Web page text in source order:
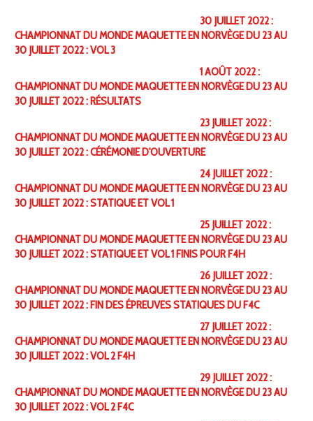
30 JUILLET 2022 :
CHAMPIONNAT DU MONDE MAQUETTE EN NORVÈGE DU 23 AU
30 JUILLET 2022 : VOL 3
1 AOÛT 2022 :
CHAMPIONNAT DU MONDE MAQUETTE EN NORVÈGE DU 23 AU
30 JUILLET 2022 : RÉSULTATS
23 JUILLET 2022 :
CHAMPIONNAT DU MONDE MAQUETTE EN NORVÈGE DU 23 AU
30 JUILLET 2022 : CÉRÉMONIE D'OUVERTURE
24 JUILLET 2022 :
CHAMPIONNAT DU MONDE MAQUETTE EN NORVÈGE DU 23 AU
30 JUILLET 2022 : STATIQUE ET VOL 1
25 JUILLET 2022 :
CHAMPIONNAT DU MONDE MAQUETTE EN NORVÈGE DU 23 AU
30 JUILLET 2022 : STATIQUE ET VOL 1 FINIS POUR F4H
26 JUILLET 2022 :
CHAMPIONNAT DU MONDE MAQUETTE EN NORVÈGE DU 23 AU
30 JUILLET 2022 : FIN DES ÉPREUVES STATIQUES DU F4C
27 JUILLET 2022 :
CHAMPIONNAT DU MONDE MAQUETTE EN NORVÈGE DU 23 AU
30 JUILLET 2022 : VOL 2 F4H
29 JUILLET 2022 :
CHAMPIONNAT DU MONDE MAQUETTE EN NORVÈGE DU 23 AU
30 JUILLET 2022 : VOL 2 F4C